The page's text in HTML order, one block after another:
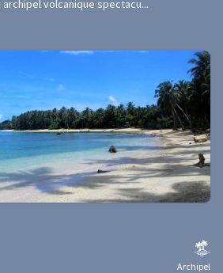
volcanique spectacu...
Archipel